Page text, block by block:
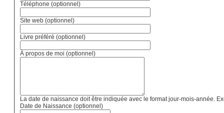
Téléphone (optionnel)
Site web (optionnel)
Livre préféré (optionnel)
À propos de moi (optionnel)
La date de naissance doit être indiquée avec le format jour-mois-année.
Date de Naissance (optionnel)